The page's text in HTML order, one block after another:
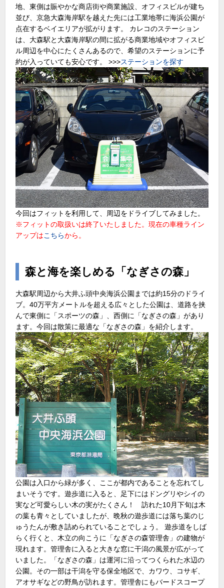
地、東側は賑やかな商店街や商業施設、オフィスビルが建ち
並び、京急大森海岸駅を越えた先には工業地帯に海浜公園が
点在するベイエリアが拡がります。 カレコのステーション
は、大森駅と大森海岸駅の間に拡がる商業地域やオフィスビ
ル周辺を中心にたくさんあるので、希望のステーションに予
約が入っていても安心です。 >>>ステーションを探す
今回はフィットを利用して、周辺をドライブしてみました。
※フィットの取扱いは終了いたしました。現在の車種ライン
アップはこちらから。
森と海を楽しめる「なぎさの森」
大森駅周辺から大井ふ頭中央海浜公園までは約15分のドライ
ブ。40万平方メートルを超える広々とした公園は、道路を挟
んで東側に「スポーツの森」、西側に「なぎさの森」があり
ます。今回は散策に最適な「なぎさの森」を紹介します。
公園は入口から緑が多く、ここが都内であることを忘れてし
まいそうです。遊歩道に入ると、足下にはドングリやシイの
実など可愛らしい木の実がたくさん！ 訪れた10月下旬は木
の葉も青々としていましたが、晩秋の遊歩道には落ち葉のじ
ゅうたんが敷き詰められていることでしょう。 遊歩道をしば
らく行くと、木立の向こうに「なぎさの森管理舎」の建物が
現れます。管理舎に入ると大きな窓に干潟の風景が広がって
いました。「なぎさの森」は運河に沿ってつくられた水辺の
公園。その一部は干潟を守る保全地区で、カワウ、コサギ、
アオサギなどの野鳥が訪れます。管理舎にもバードスコープ